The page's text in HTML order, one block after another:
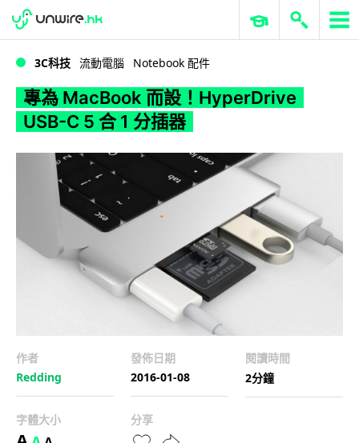
WWDC 2026 ERP 與商業 AI
3C科技 流動電腦 Notebook 配件
專為 MacBook 而設！HyperDrive
USB-C 5 合 1 分插器
作者
Redding
發佈日期
2016-01-08
閱讀時間
2分鐘
字體大小 分享